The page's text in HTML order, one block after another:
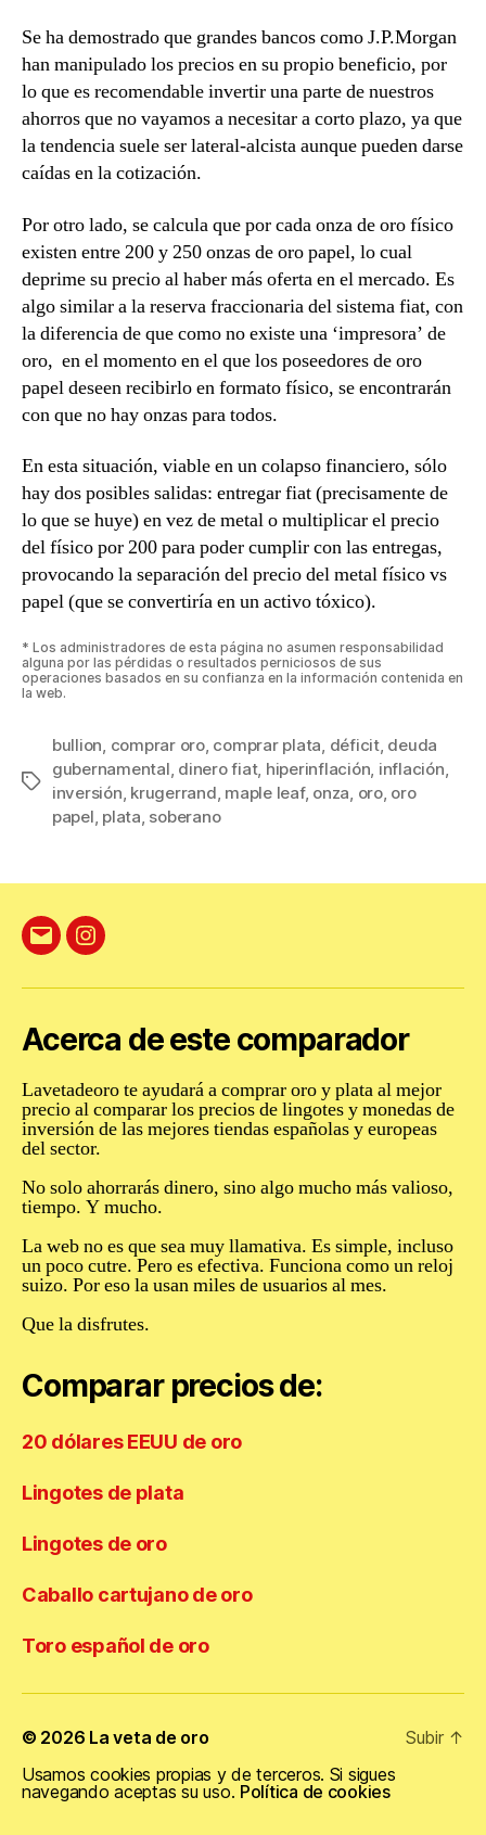
Se ha demostrado que grandes bancos como J.P.Morgan
han manipulado los precios en su propio beneficio, por
lo quees recomendable invertir una parte de nuestros
ahorros que no vayamos a necesitar a corto plazo, ya que
la tendencia suele ser lateral-alcista aunque pueden darse
caídas en la cotización.
Por otro lado, se calcula que por cada onza de oro físico
existen entre 200 y 250 onzas de oro papel, lo cual
deprime su precio al haber más oferta en el mercado. Es
algo similar a la reserva fraccionaria del sistema fiat, con
la diferencia de que como no existe una ‘impresora’ de
oro, en el momento en el que los poseedores de oro
papel deseen recibirlo en formato físico, se encontrarán
con que no hay onzas para todos.
En esta situación, viable en un colapso financiero, sólo
hay dos posibles salidas: entregar fiat (precisamente de
lo que se huye) en vez de metal o multiplicar el precio
del físico por 200 para poder cumplir con las entregas,
provocando la separación del precio del metal físico vs
papel (que se convertiría en un activo tóxico).
* Los administradores de esta página no asumen responsabilidad
alguna por las pérdidas o resultados perniciosos de sus
operaciones basados en su confianza en la información contenida en
la web.
Etiquetas
bullion comprar oro, comprar plata déficit, deuda
gubernamental dinero fiat, hiperinflación inflación
inversión krugerrand maple leaf, onza oro, oro
papel plata soberano
CorreoInstagram
Acerca de este comparador
Lavetadeoro te ayudará a comprar oro y plata al mejor
precio al comparar los precios de lingotes y monedas de
inversión de las mejores tiendas españolas y europeas
del sector.
No solo ahorrarás dinero, sino algo mucho más valioso,
tiempo. Y mucho.
La web no es que sea muy llamativa. Es simple, incluso
un poco cutre. Pero esefectiva. Funciona como un reloj
suizo. Por eso la usan miles de usuarios al mes.
Que la disfrutes.
Comparar precios de:
20 dólares EEUU de oro
Lingotes de plata
Lingotes de oro
Caballo cartujano de oro
Toro español de oro
© 2026 La veta de oro Subir ↑
Usamos cookies propias y de terceros. Si sigues
navegando aceptas su uso. Política de cookies